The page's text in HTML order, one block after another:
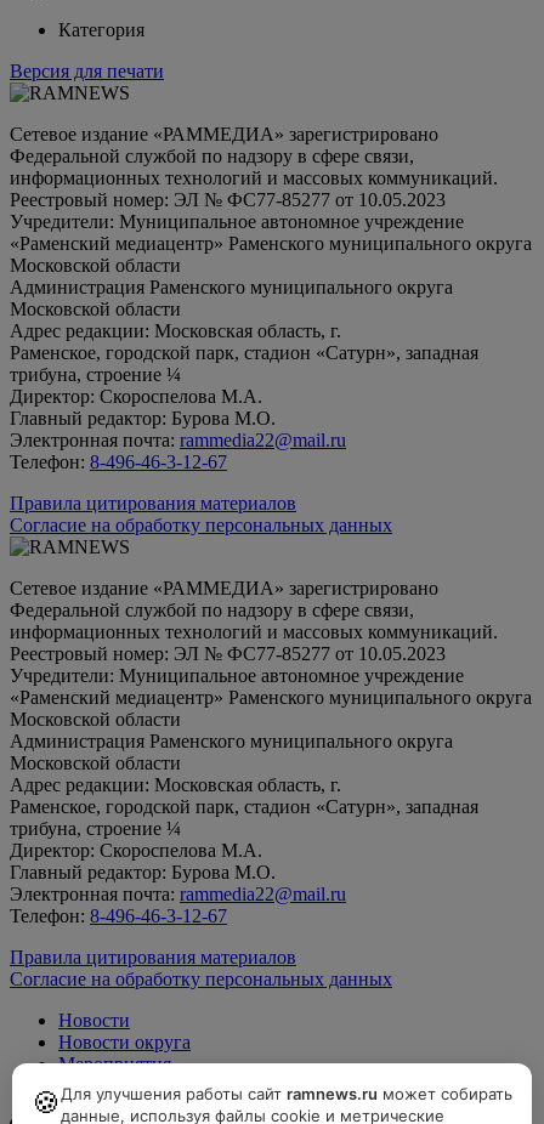
Категория
Версия для печати
Сетевое издание «РАММЕДИА» зарегистрировано
Федеральной службой по надзору в сфере связи,
информационных технологий и массовых коммуникаций.
Реестровый номер: ЭЛ № ФС77-85277 от 10.05.2023
Учредители: Муниципальное автономное учреждение
«Раменский медиацентр» Раменского муниципального округа
Московской области
Администрация Раменского муниципального округа
Московской области
Адрес редакции: Московская область, г.
Раменское, городской парк, стадион «Сатурн», западная
трибуна, строение ¼
Директор: Скороспелова М.А.
Главный редактор: Бурова М.О.
Электронная почта: rammedia22@mail.ru
Телефон: 8-496-46-3-12-67
Правила цитирования материалов
Согласие на обработку персональных данных
Сетевое издание «РАММЕДИА» зарегистрировано
Федеральной службой по надзору в сфере связи,
информационных технологий и массовых коммуникаций.
Реестровый номер: ЭЛ № ФС77-85277 от 10.05.2023
Учредители: Муниципальное автономное учреждение
«Раменский медиацентр» Раменского муниципального округа
Московской области
Администрация Раменского муниципального округа
Московской области
Адрес редакции: Московская область, г.
Раменское, городской парк, стадион «Сатурн», западная
трибуна, строение ¼
Директор: Скороспелова М.А.
Главный редактор: Бурова М.О.
Электронная почта: rammedia22@mail.ru
Телефон: 8-496-46-3-12-67
Правила цитирования материалов
Согласие на обработку персональных данных
Новости
Новости округа
Мероприятия
Официально
🍪 Для улучшения работы сайт ramnews.ru может собирать
данные, используя файлы cookie и метрические